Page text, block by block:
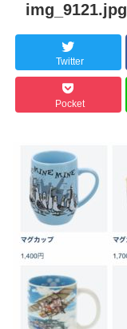
img_9121.jpg
Twitter
Pocket